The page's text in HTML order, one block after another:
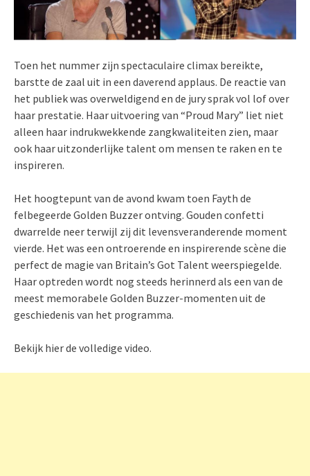
Toen het nummer zijn spectaculaire climax bereikte,
barstte de zaal uit in een daverend applaus. De reactie van
het publiek was overweldigend en de jury sprak vol lof over
haar prestatie. Haar uitvoering van “Proud Mary” liet niet
alleen haar indrukwekkende zangkwaliteiten zien, maar
ook haar uitzonderlijke talent om mensen te raken en te
inspireren.
Het hoogtepunt van de avond kwam toen Fayth de
felbegeerde Golden Buzzer ontving. Gouden confetti
dwarrelde neer terwijl zij dit levensveranderende moment
vierde. Het was een ontroerende en inspirerende scène die
perfect de magie van Britain’s Got Talent weerspiegelde.
Haar optreden wordt nog steeds herinnerd als een van de
meest memorabele Golden Buzzer-momenten uit de
geschiedenis van het programma.
Bekijk hier de volledige video.